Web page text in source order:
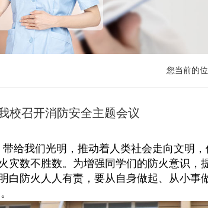
您当前的
校召开消防安全主题会议
给我们光明，推动着人类社会走向文明
灾数不胜数。为增强同学们的防火意识，
白防火人人有责，要从自身做起、从小事